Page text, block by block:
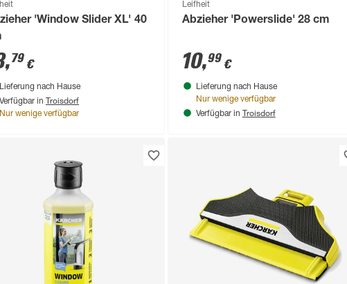
'Window Slider XL' 40
,79 €
Lieferung nach Hause
Verfügbar in Troisdorf
Nur wenige verfügbar
Leifheit
Abzieher 'Powerslide' 28 cm
10,99€
Lieferung nach Hause
Nur wenige verfügbar
Verfügbar in Troisdorf